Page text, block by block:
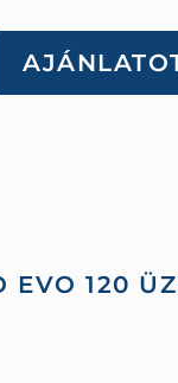
EVO 120